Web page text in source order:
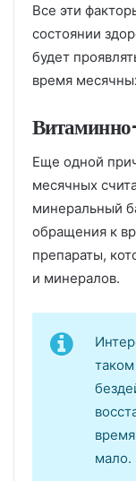
Все эти
состоянии
будет
время
Еще одной
месячных
минеральный
обращения к
препараты,
и минералов.
мало.